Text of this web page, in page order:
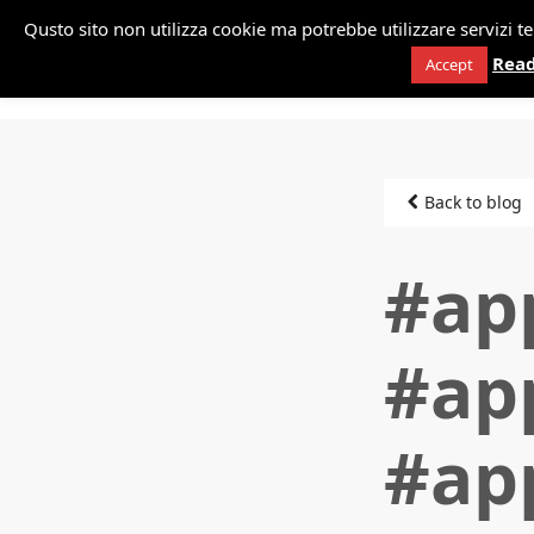
* Danilo
Back to blog
Qusto sito non utilizza cookie ma potrebbe utilizzare servizi
Accept